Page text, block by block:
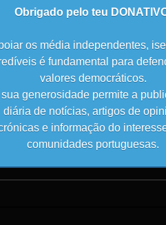
Obrigado pelo teu
os média independentes,
é fundamental para
valores democráticos.
sua generosidade permite a
diária de notícias, artigos de
e informação do
comunidades portuguesas.